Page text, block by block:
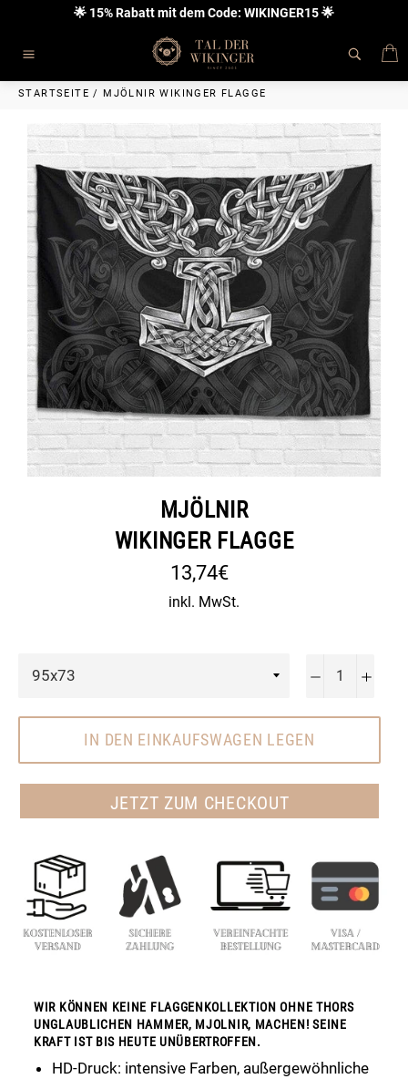
Inhalt
🌟 15% Rabatt mit dem Code: WIKINGER15 🌟
STARTSEITE / MJÖLNIR WIKINGER FLAGGE
MJÖLNIR
WIKINGER FLAGGE
Normaler
Preis
13,74€
inkl. MwSt.
− +
IN DEN EINKAUFSWAGEN LEGEN
JETZT ZUM CHECKOUT
WIR KÖNNEN KEINE FLAGGENKOLLEKTION OHNE THORS
UNGLAUBLICHEN HAMMER, MJOLNIR, MACHEN! SEINE
KRAFT IST BIS HEUTE UNÜBERTROFFEN.
HD-Druck: intensive Farben, außergewöhnliche